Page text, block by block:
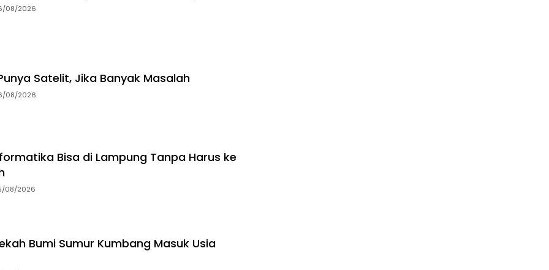
08/2026
Satelit, Jika Banyak Masalah
08/2026
Bisa di Lampung Tanpa Harus ke
08/2026
Bumi Sumur Kumbang Masuk Usia